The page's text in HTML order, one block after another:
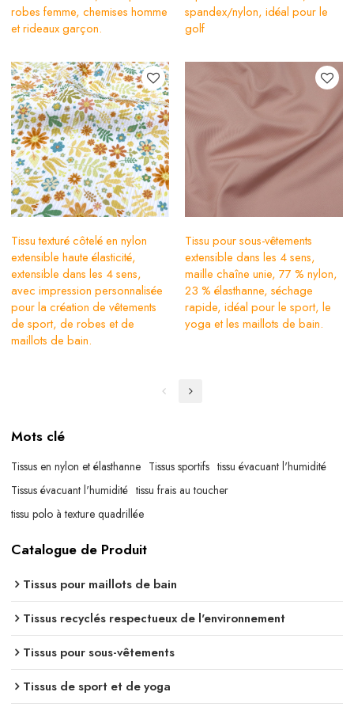
robes femme, chemises homme
et rideaux garçon.
spandex/nylon, idéal pour le
golf
Tissu texturé côtelé en nylon
extensible haute élasticité,
extensible dans les 4 sens,
avec impression personnalisée
pour la création de vêtements
de sport, de robes et de
maillots de bain.
Tissu pour sous-vêtements
extensible dans les 4 sens,
maille chaîne unie, 77 % nylon,
23 % élasthanne, séchage
rapide, idéal pour le sport, le
yoga et les maillots de bain.
Mots clé
Tissus en nylon et élasthanne Tissus sportifs tissu évacuant l'humidité
Tissus évacuant l'humidité tissu frais au toucher
tissu polo à texture quadrillée
Catalogue de Produit
Tissus pour maillots de bain
Tissus recyclés respectueux de l'environnement
Tissus pour sous-vêtements
Tissus de sport et de yoga